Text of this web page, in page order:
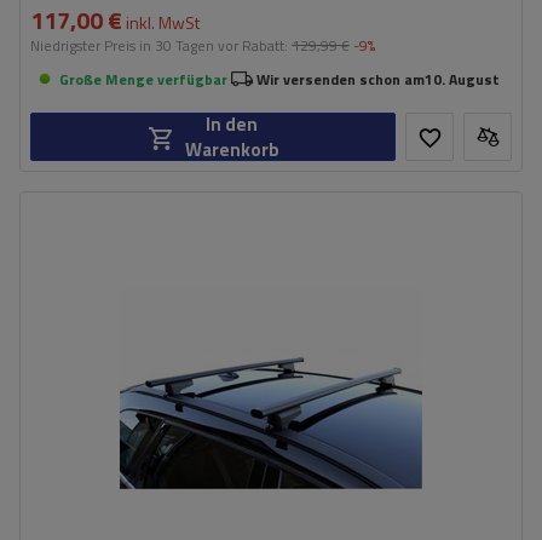
117,00 € inkl. MwSt
Niedrigster Preis in 30 Tagen vor Rabatt: 129,99 € -9%
Große Menge verfügbar
Wir versenden schon am10. August
In den
Warenkorb